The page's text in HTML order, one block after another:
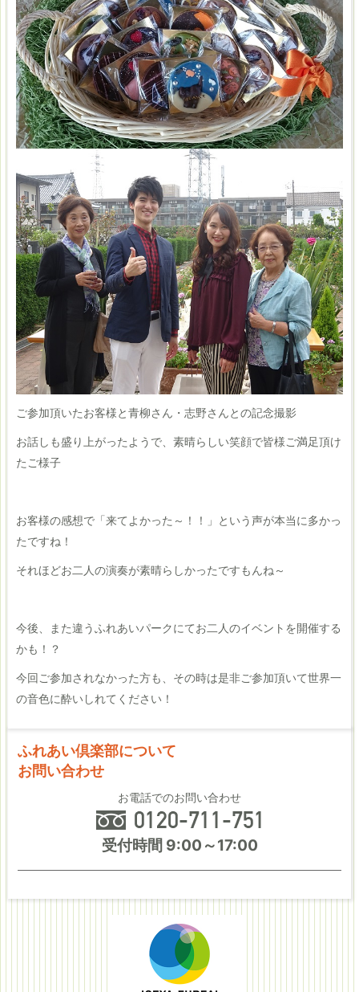
ご参加頂いたお客様と青柳さん・志野さんとの記念撮影
お話しも盛り上がったようで、素晴らしい笑顔で皆様ご満足頂け
たご様子
お客様の感想で「来てよかった～！！」という声が本当に多かっ
たですね！
それほどお二人の演奏が素晴らしかったですもんね～
今後、また違うふれあいパークにてお二人のイベントを開催する
かも！？
今回ご参加されなかった方も、その時は是非ご参加頂いて世界一
の音色に酔いしれてください！
ふれあい倶楽部について
お問い合わせ
お電話でのお問い合わせ
受付時間 9:00～17:00